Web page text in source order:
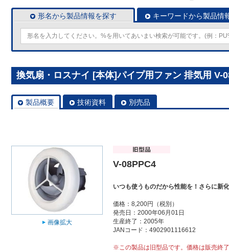
形名から製品情報を探す キーワードから製品情
換気扇・ロスナイ [本体]パイプ用ファン 排気用 V-
製品概要 技術資料 別売品
画像拡大
V-08PPC4
いつも使うものだから性能を！さらに新
価格：8,200円（税別）
発売日：2000年06月01日
生産終了：2005年
JANコード：4902901116612
※この製品は旧型品です。価格は販売終